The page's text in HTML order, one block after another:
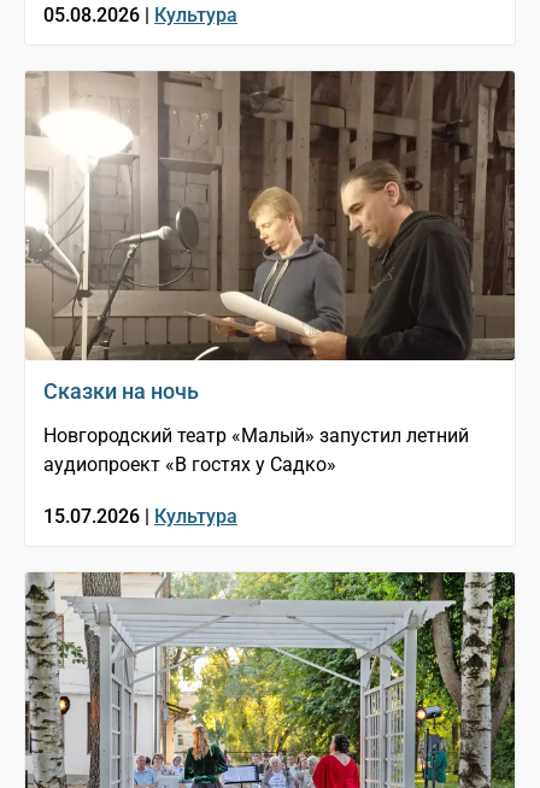
05.08.2026 | Культура
Сказки на ночь
Новгородский театр «Малый» запустил летний
аудиопроект «В гостях у Садко»
15.07.2026 | Культура